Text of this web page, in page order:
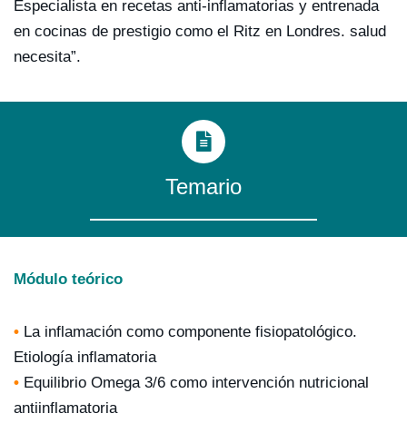
Especialista en recetas anti-inflamatorias y entrenada
en cocinas de prestigio como el Ritz en Londres. salud
necesita”.
Temario
Módulo teórico
• La inflamación como componente fisiopatológico.
Etiología inflamatoria
• Equilibrio Omega 3/6 como intervención nutricional
antiinflamatoria